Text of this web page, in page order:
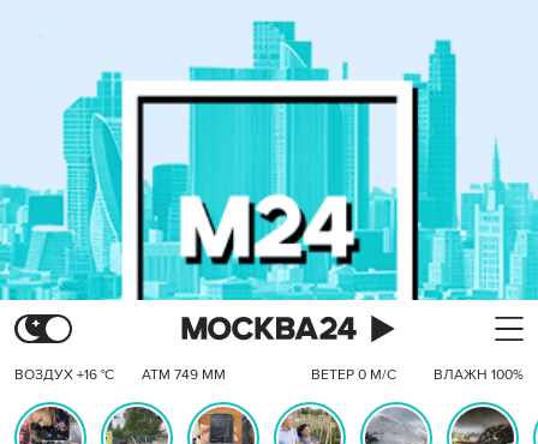
ВОЗДУХ +16 °C АТМ 749 ММ ВЕТЕР 0 М/С ВЛАЖН 100%